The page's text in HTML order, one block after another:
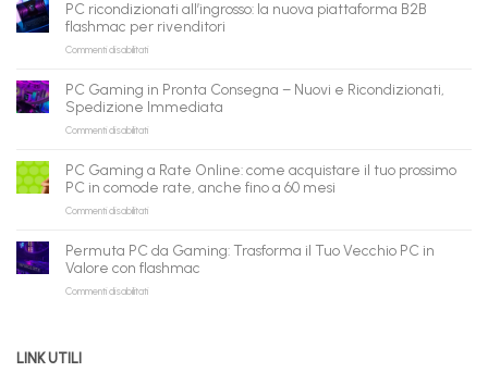
pronto
per
gli
AI:
il
tuo
assistente
può
fare
qui
PC ricondizionati all’ingrosso: la nuova piattaforma B2B
flashmac per rivenditori
Commenti disabilitatisu
ricondizionati
all’ingrosso:
la
nuova
B2B
flashmac
per
rivenditori
PC Gaming in Pronta Consegna – Nuovi e Ricondizionati,
Spedizione Immediata
Commenti disabilitatisu
Gaming
in
Pronta
Consegna
Nuovi
Ricondizionati,
Spedizione
PC Gaming a Rate Online: come acquistare il tuo prossimo
PC in comode rate, anche fino a 60 mesi
Commenti disabilitatisu
Gaming
Rate
Online:
Permuta PC da Gaming: Trasforma il Tuo Vecchio PC in
Valore con flashmac
Commenti disabilitatisu
LINK UTILI